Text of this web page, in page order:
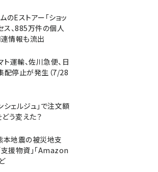
のEストアー「ショッ
ス、885万件の個人
情報も流出
ト運輸、佐川急便、日
配停止が発生（7/28
シェルジュ」で注文額
う変えた？
地震の被災地支
支援物資」「Amazon